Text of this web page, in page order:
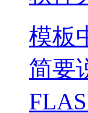
模板
简要